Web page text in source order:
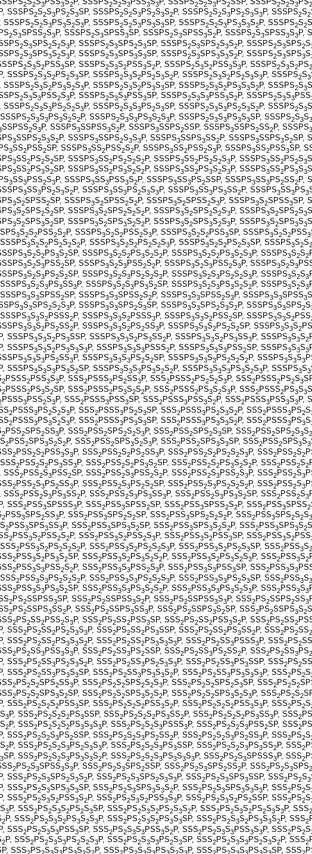
2 2 3 3 2 2 2 3 3 3 2 2 3 2 2 2 3 2
SSSPS2S2S3PS2S3SP, SSSPS2S2S3PS2S3S2P, SSSPS2S2S3PS2S3S3P, SSSPS2S2
SSSPS2S2S3PS3S2S3P, SSSPS2S2S3PS3S3SP, SSSPS2S2S3PS3S3S2P, SSSPS2S2S
2S3SPSS2S3P, SSSPS2S3SPSS3SP, SSSPS2S3SPSS3S2P, SSSPS2S3SPSS3S3P,
2S3SPS2S2S3P, SSSPS2S3SPS2S3SP, SSSPS2S3SPS2S3S2P, SSSPS2S3SPS2S
2S3SPS3S2S3P, SSSPS2S3SPS3S3SP, SSSPS2S3SPS3S3S2P, SSSPS2S3SPS3S
2S3S2PSS3SP, SSSPS2S3S2PSS3S2P, SSSPS2S3S2PSS3S3P, SSSPS2S3S2PS2
SSSPS2S3S2PS2S3SP, SSSPS2S3S2PS2S3S2P, SSSPS2S3S2PS2S3S3P, SSSPS2S3
SSSPS2S3S2PS3S2S3P, SSSPS2S3S2PS3S3SP, SSSPS2S3S2PS3S3S2P, SSSPS2S3S
2S3S3PSS2S3P, SSSPS2S3S3PSS3SP, SSSPS2S3S3PSS3S2P, SSSPS2S3S3PSS
SSSPS2S3S3PS2S2S3P, SSSPS2S3S3PS2S3SP, SSSPS2S3S3PS2S3S2P, SSSPS2S3S
2S3S3PS3S2S2P, SSSPS2S3S3PS3S2S3P, SSSPS2S3S3PS3S3SP, SSSPS2S3S3
SSPSS2S3P, SSSPS3SSPSS3S2P, SSSPS3SSPS2SSP, SSSPS3SSPS2SS2P, SSSPS3
3SSPS2S3S2P, SSSPS3SSPS2S3S3P, SSSPS3SSPS3SS2P, SSSPS3SSPS3S2SP,
3SS2PSS2SP, SSSPS3SS2PSS2S2P, SSSPS3SS2PSS2S3P, SSSPS3SS2PSS3SP,
3SS2PS2S2SP, SSSPS3SS2PS2S2S2P, SSSPS3SS2PS2S2S3P, SSSPS3SS2PS2S3
3SS2PS3S2SP, SSSPS3SS2PS3S2S2P, SSSPS3SS2PS3S2S3P, SSSPS3SS2PS3S3
3SS3PSS2S3P, SSSPS3SS3PSS3S2P, SSSPS3SS3PS2SSP, SSSPS3SS3PS2SS2P,
3SS3PS2S3S2P, SSSPS3SS3PS2S3S3P, SSSPS3SS3PS3SS2P, SSSPS3SS3PS3
3S2SPSS2SP, SSSPS3S2SPSS2S2P, SSSPS3S2SPSS2S3P, SSSPS3S2SPSS3SP,
3S2SPS2S2SP, SSSPS3S2SPS2S2S2P, SSSPS3S2SPS2S2S3P, SSSPS3S2SPS2S3
3S2SPS3S2SP, SSSPS3S2SPS3S2S2P, SSSPS3S2SPS3S2S3P, SSSPS3S2SPS3S3
3S2S2PSS2S2P, SSSPS3S2S2PSS2S3P, SSSPS3S2S2PSS3SP, SSSPS3S2S2PSS3
3S2S2PS2S2S2P, SSSPS3S2S2PS2S2S3P, SSSPS3S2S2PS2S3SP, SSSPS3S2S2
3S2S2PS3S2SP, SSSPS3S2S2PS3S2S2P, SSSPS3S2S2PS3S2S3P, SSSPS3S2S2
3S2S3PSS2SP, SSSPS3S2S3PSS2S2P, SSSPS3S2S3PSS2S3P, SSSPS3S2S3
3S2S3PS2S2SP, SSSPS3S2S3PS2S2S2P, SSSPS3S2S3PS2S2S3P, SSSPS3S2S3
3S2S3PS3SS3P, SSSPS3S2S3PS3S2SP, SSSPS3S2S3PS3S2S2P, SSSPS3S2S3
3S3SPSS2SP, SSSPS3S3SPSS2S2P, SSSPS3S3SPSS2S3P, SSSPS3S3SPSS3S
3S3SPS2S2S3P, SSSPS3S3SPS2S3SP, SSSPS3S3SPS2S3S2P, SSSPS3S3SPS2S
3S3S2PSSS2P, SSSPS3S3S2PSSS3P, SSSPS3S3S2PSS2SP, SSSPS3S3S2PSS
3S3S2PS2SS2P, SSSPS3S3S2PS2SS3P, SSSPS3S3S2PS2S2SP, SSSPS3S3S2PS
SSSPS3S3S2PS3SSP, SSSPS3S3S2PS3SS2P, SSSPS3S3S2PS3SS3P, SSSPS3S3S2
SSSPS3S3S2PS3S3S3P, SSSPS3S3S3PSSS2P, SSSPS3S3S3PSS2SP, SSSPS3S3S3
3S3S3PS2SS3P, SSSPS3S3S3PS2S2SP, SSSPS3S3S3PS2S2S2P, SSSPS3S3S3
SSSPS3S3S3PS3S2SP, SSSPS3S3S3PS3S2S2P, SSSPS3S3S3PS3S2S3P, SSSPS3S3
2PSSS2PSS3S3P, SSS2PSSS2PS2SS3P, SSS2PSSS2PS2S2S3P, SSS2PSSS2PS2S3
2PSSS2PS3S2SP, SSS2PSSS2PS3S2S2P, SSS2PSSS2PS3S2S3P, SSS2PSSS2PS3S3
PSSS3PSS2S3P, SSS2PSSS3PSS3SP, SSS2PSSS3PSS3S2P, SSS2PSSS3PSS3S3P,
2PSSS3PS2S2S3P, SSS2PSSS3PS2S3SP, SSS2PSSS3PS2S3S2P, SSS2PSSS3PS2S
2PSSS3PS3S2S3P, SSS2PSSS3PS3S3SP, SSS2PSSS3PS3S3S2P, SSS2PSSS3PS3S
2PSS2SPS2SS3P, SSS2PSS2SPS2S2S3P, SSS2PSS2SPS2S3SP, SSS2PSS2SPS2S3S2
2PSS2SPS3S2S2P, SSS2PSS2SPS3S2S3P, SSS2PSS2SPS3S3SP, SSS2PSS2SPS3S3
2PSS2S2PSS3S3P, SSS2PSS2S2PS2SS3P, SSS2PSS2S2PS2S2S3P, SSS2PSS2S2
2PSS2S2PS3SS3P, SSS2PSS2S2PS3S2SP, SSS2PSS2S2PS3S2S2P, SSS2PSS2S2
SSS2PSS2S3PSS2SP, SSS2PSS2S3PSS2S2P, SSS2PSS2S3PSS2S3P, SSS2PSS2S3
2PSS2S3PS2SS3P, SSS2PSS2S3PS2S2SP, SSS2PSS2S3PS2S2S2P, SSS2PSS2S3
SSS2PSS2S3PS3SS2P, SSS2PSS2S3PS3SS3P, SSS2PSS2S3PS3S2SP, SSS2PSS2S3
SSS2PSS3SPSSS3P, SSS2PSS3SPSS2SP, SSS2PSS3SPSS2S2P, SSS2PSS3SPSS2
2PSS3SPS2SS3P, SSS2PSS3SPS2S2SP, SSS2PSS3SPS2S2S2P, SSS2PSS3SPS2S2S3
2PSS3SPS3SS3P, SSS2PSS3SPS3S2SP, SSS2PSS3SPS3S2S2P, SSS2PSS3SPS3S2S
2PSS3S2PSS2S2P, SSS2PSS3S2PSS2S3P, SSS2PSS3S2PSS3SP, SSS2PSS3S2PSS
2PSS3S2PS2S2S2P, SSS2PSS3S2PS2S2S3P, SSS2PSS3S2PS2S3SP, SSS2PSS3S2
2PSS3S2PS3S2SP, SSS2PSS3S2PS3S2S2P, SSS2PSS3S2PS3S2S3P, SSS2PSS3S2
2PSS3S3PSS2S2P, SSS2PSS3S3PSS2S3P, SSS2PSS3S3PSS3SP, SSS2PSS3S3
2PSS3S3PS2S2S2P, SSS2PSS3S3PS2S2S3P, SSS2PSS3S3PS2S3SP, SSS2PSS3S3
2PSS3S3PS3S2SP, SSS2PSS3S3PS3S2S2P, SSS2PSS3S3PS3S2S3P, SSS2PSS3S3
2PS2SSPSS3SP, SSS2PS2SSPSS3S2P, SSS2PS2SSPSS3S3P, SSS2PS2SSPS2SS3
2PS2SSPS3SS2P, SSS2PS2SSPS3SS3P, SSS2PS2SSPS3S2SP, SSS2PS2SSPS3S2S
2PS2SS2PSS2S3P, SSS2PS2SS2PSS3SP, SSS2PS2SS2PSS3S2P, SSS2PS2SS2
SSS2PS2SS2PS2S3S3P, SSS2PS2SS2PS3SSP, SSS2PS2SS2PS3SS2P, SSS2PS2SS2
SSS2PS2SS2PS3S3S2P, SSS2PS2SS2PS3S3S3P, SSS2PS2SS3PSSS3P, SSS2PS2SS
2PS2SS3PSS3S3P, SSS2PS2SS3PS2SSP, SSS2PS2SS3PS2SS2P, SSS2PS2SS3PS2
SSS2PS2SS3PS2S3S2P, SSS2PS2SS3PS2S3S3P, SSS2PS2SS3PS3SSP, SSS2PS2SS
SSS2PS2SS3PS3S3SP, SSS2PS2SS3PS3S3S2P, SSS2PS2SS3PS3S3S3P, SSS2PS2S
2PS2S2SPS2SS3P, SSS2PS2S2SPS2S2S3P, SSS2PS2S2SPS2S3SP, SSS2PS2S2
2PS2S2SPS3S2SP, SSS2PS2S2SPS3S2S2P, SSS2PS2S2SPS3S2S3P, SSS2PS2S2
SSS2PS2S2S2PSS3SP, SSS2PS2S2S2PSS3S2P, SSS2PS2S2S2PSS3S3P, SSS2PS2S
S3P, SSS2PS2S2S2PS3SSP, SSS2PS2S2S2PS3SS2P, SSS2PS2S2S2PS3SS3P, SSS2PS
S2P, SSS2PS2S2S2PS3S3S3P, SSS2PS2S2S3PSSS3P, SSS2PS2S2S3PSS2SP, SSS2PS
SSS2PS2S2S3PS2SSP, SSS2PS2S2S3PS2SS2P, SSS2PS2S2S3PS2SS3P, SSS2PS2S
S2P, SSS2PS2S2S3PS2S3S3P, SSS2PS2S2S3PS3SSP, SSS2PS2S2S3PS3SS2P, SSS2
3SP, SSS2PS2S2S3PS3S3S2P, SSS2PS2S2S3PS3S3S3P, SSS2PS2S3SPSSS3P, SSS2
2PS2S3SPSS3S3P, SSS2PS2S3SPS2SSP, SSS2PS2S3SPS2SS2P, SSS2PS2S3SPS2
SSS2PS2S3SPS2S3S2P, SSS2PS2S3SPS2S3S3P, SSS2PS2S3SPS3SSP, SSS2PS2S3
SSS2PS2S3SPS3S3SP, SSS2PS2S3SPS3S3S2P, SSS2PS2S3SPS3S3S3P, SSS2PS2S
SSS2PS2S3S2PSS3S2P, SSS2PS2S3S2PSS3S3P, SSS2PS2S3S2PS2SSP, SSS2PS2S
S3P, SSS2PS2S3S2PS2S3SP, SSS2PS2S3S2PS2S3S2P, SSS2PS2S3S2PS2S3S3P, SSS2
2P, SSS2PS2S3S2PS3S2S3P, SSS2PS2S3S2PS3S3SP, SSS2PS2S3S2PS3S3S2P, SSS2
SSS2PS2S3S3PSS3SP, SSS2PS2S3S3PSS3S2P, SSS2PS2S3S3PSS3S3P, SSS2PS2S
2P, SSS2PS2S3S3PS2S2S3P, SSS2PS2S3S3PS2S3SP, SSS2PS2S3S3PS2S3S2P, SSS2
SSS2PS2S3S3PS3S2S2P, SSS2PS2S3S3PS3S2S3P, SSS2PS2S3S3PS3S3SP, SSS2